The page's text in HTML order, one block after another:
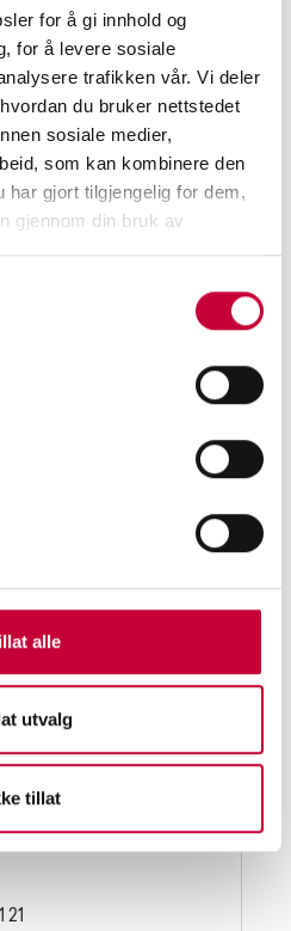
for å gi innhold og
for å levere sosiale
trafikken vår. Vi deler
du bruker nettstedet
sosiale medier,
som kan kombinere den
har gjort tilgjengelig for dem,
gjennom din bruk av
alle
utvalg
tillat